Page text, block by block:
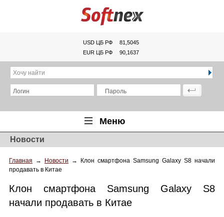
USD ЦБ РФ
81,5045
EUR ЦБ РФ
90,1637
Хочу найти
Логин Пароль
Меню
Главная
Обзоры
Новинки
Новости
Главная → Новости →
Клон смартфона Samsung Galaxy S8 начали
продавать в Китае
Клон смартфона Samsung Galaxy S8
начали продавать в Китае